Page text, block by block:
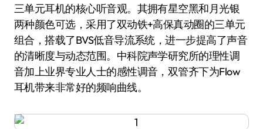
三单元耳机的核心听音观。其拥有星空黑和月光银
两种颜色可选，采用了双动铁+高保真动圈的三单元
组合，搭载了BVS低音导流系统，进一步提高了声音
的清晰度与动态范围。中科院声学研究所的理性调
音加上业界专业人士的感性调音，双管齐下为Flow
耳机带来非常好的频响曲线。